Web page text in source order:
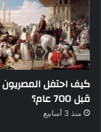
كيف احتفل المصريون
قبل 700 عام؟
منذ 3 أسابيع